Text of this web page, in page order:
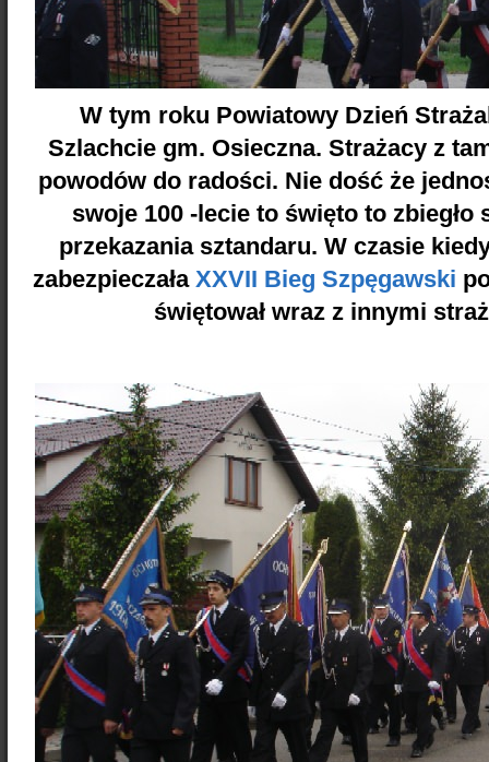
W tym roku Powiatowy Dzień
Szlachcie gm. Osieczna. Strażacy z
powodów do radości. Nie dość że
swoje 100 -lecie to święto to
przekazania sztandaru. W czasie
zabezpieczała XXVII Bieg Szpęgawski
świętował wraz z innymi